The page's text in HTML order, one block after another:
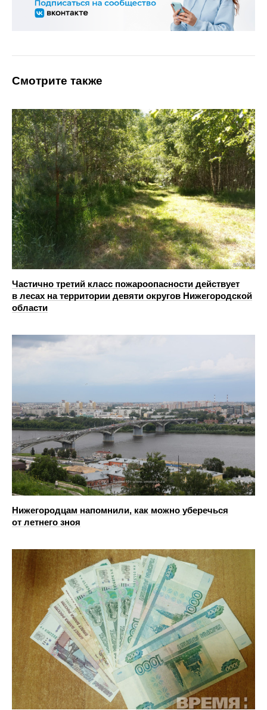
Смотрите также
Частично третий класс пожароопасности действует
в лесах на территории девяти округов Нижегородской
области
Нижегородцам напомнили, как можно уберечься
от летнего зноя